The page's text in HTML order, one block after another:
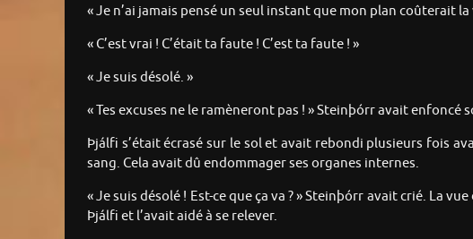
« Je n’ai jamais pensé un seul instant que mon plan coûterait
« C’est vrai ! C’était ta faute ! C’est ta faute ! »
« Je suis désolé. »
« Tes excuses ne le ramèneront pas ! » Steinþórr avait enfoncé
Þjálfi s’était écrasé sur le sol et avait rebondi plusieurs fois
sang. Cela avait dû endommager ses organes internes.
« Je suis désolé ! Est-ce que ça va ? » Steinþórr avait crié. La
Þjálfi et l’avait aidé à se relever.